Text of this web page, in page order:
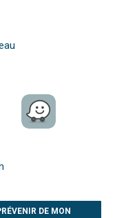
DE MON